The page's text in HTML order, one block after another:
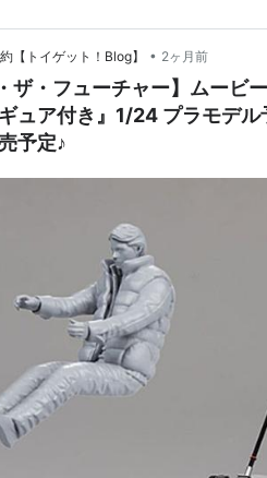
【トイゲット！Blog】 • 2ヶ月前
ザ・フューチャー】ムービ
ュア付き』1/24 プラモデル
予定♪